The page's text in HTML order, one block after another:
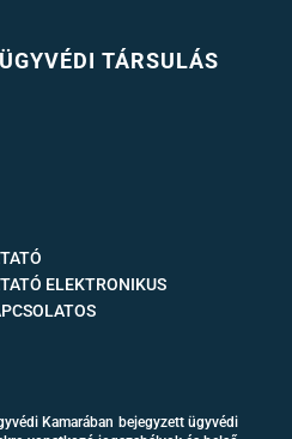
TÁRSULÁS
ELEKTRONIKUS
Kamarában bejegyzett ügyvédi